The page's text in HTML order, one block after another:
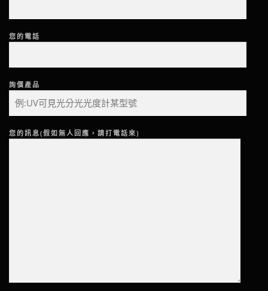
您的電話
詢價產品
您的訊息(假如無人回應，請打電話來)